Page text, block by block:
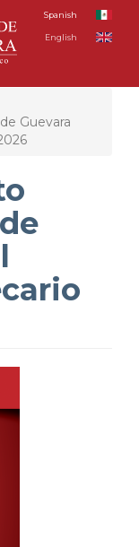
Spanish
English
Guevara